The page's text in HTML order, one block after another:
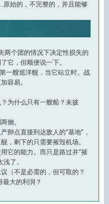
原始的，不完整的，并且能够
两个团的情况下决定性损失的
它，但顺便说一下。
一艘巡洋舰，当它站立时。战
容易。
为什么只有一艘船？未披
侧。
卵点直接到达敌人的“基地”，
，剩下的只需要摧毁机场。
它的能力。而只是路过并“摧
了。
（不是必需的，但可取的？
大的利润？